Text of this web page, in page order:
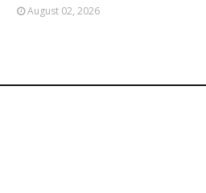
August 02, 2026